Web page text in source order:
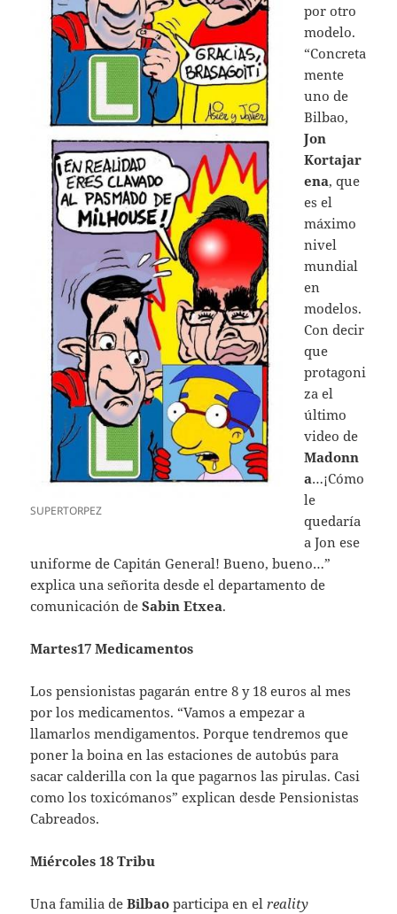
SUPERTORPEZ
por otro
modelo.
“Concreta
mente
uno de
Bilbao,
Jon
Kortajar
ena, que
es el
máximo
nivel
mundial
en
modelos.
Con decir
que
protagoni
za el
último
video de
Madonn
a…¡Cómo
le
quedaría
a Jon ese
uniforme de Capitán General! Bueno, bueno…”
explica una señorita desde el departamento de
comunicación deSabin Etxea.
Martes17 Medicamentos
Los pensionistas pagarán entre 8 y 18 euros al mes
por los medicamentos. “Vamos a empezar a
llamarlos mendigamentos. Porque tendremos que
poner la boina en las estaciones de autobús para
sacar calderilla con la que pagarnos las pirulas. Casi
como los toxicómanos” explican desde Pensionistas
Cabreados.
Miércoles 18 Tribu
Una familia deBilbao participa en elreality